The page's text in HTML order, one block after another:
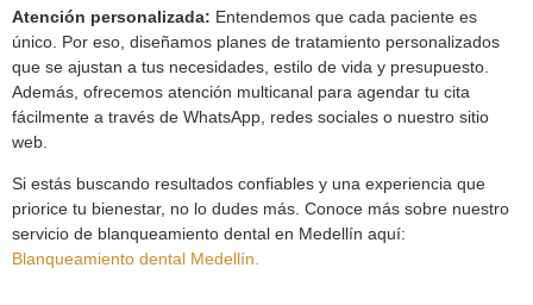
Atención personalizada: Entendemos que cada paciente es
único. Por eso, diseñamos planes de tratamiento personalizados
que se ajustan a tus necesidades, estilo de vida y presupuesto.
Además, ofrecemos atención multicanal para agendar tu cita
fácilmente a través de WhatsApp, redes sociales o nuestro sitio
web.
Si estás buscando resultados confiables y una experiencia que
priorice tu bienestar, no lo dudes más. Conoce más sobre nuestro
servicio de blanqueamiento dental en Medellín aquí:
Blanqueamiento dental Medellín.